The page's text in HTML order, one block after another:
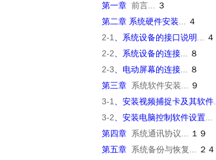
第一章 前言 ３
第二章 系统硬件安装 ４
2-1 、系统设备的接口说明 ４
2-2 、系统设备的连接 ８
2-3 、电动屏幕的连接 ８
第三章 系统软件安装 ９
3-1 、安装视频捕捉卡及其软件
3-2 、安装电脑控制软件设置
第四章 系统通讯协议 １９
第五章 系统备份与恢复 ２４